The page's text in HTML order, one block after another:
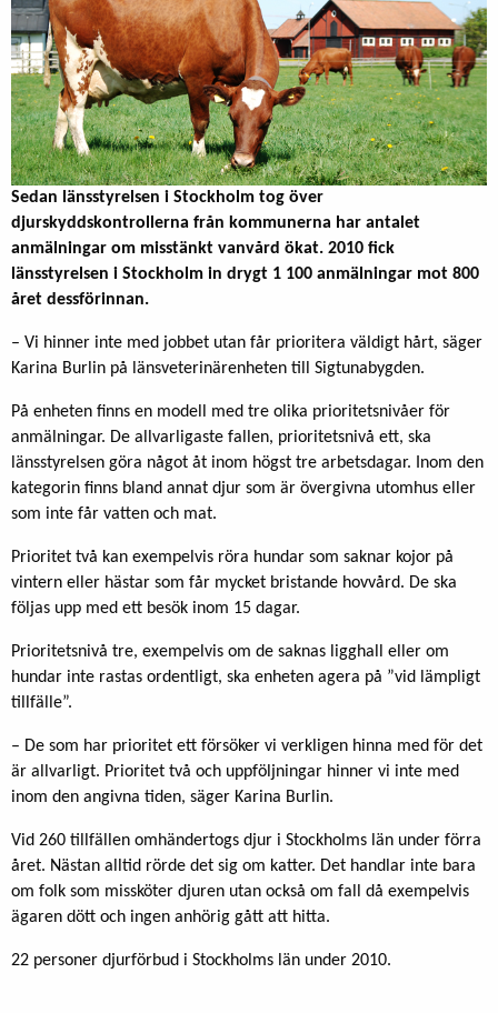
Sedan länsstyrelsen i Stockholm tog över
djurskyddskontrollerna från kommunerna har antalet
anmälningar om misstänkt vanvård ökat. 2010 fick
länsstyrelsen i Stockholm in drygt 1 100 anmälningar mot 800
året dessförinnan.
– Vi hinner inte med jobbet utan får prioritera väldigt hårt, säger
Karina Burlin på länsveterinärenheten till Sigtunabygden.
På enheten finns en modell med tre olika prioritetsnivåer för
anmälningar. De allvarligaste fallen, prioritetsnivå ett, ska
länsstyrelsen göra något åt inom högst tre arbetsdagar. Inom den
kategorin finns bland annat djur som är övergivna utomhus eller
som inte får vatten och mat.
Prioritet två kan exempelvis röra hundar som saknar kojor på
vintern eller hästar som får mycket bristande hovvård. De ska
följas upp med ett besök inom 15 dagar.
Prioritetsnivå tre, exempelvis om de saknas ligghall eller om
hundar inte rastas ordentligt, ska enheten agera på ”vid lämpligt
tillfälle”.
– De som har prioritet ett försöker vi verkligen hinna med för det
är allvarligt. Prioritet två och uppföljningar hinner vi inte med
inom den angivna tiden, säger Karina Burlin.
Vid 260 tillfällen omhändertogs djur i Stockholms län under förra
året. Nästan alltid rörde det sig om katter. Det handlar inte bara
om folk som missköter djuren utan också om fall då exempelvis
ägaren dött och ingen anhörig gått att hitta.
22 personer djurförbud i Stockholms län under 2010.